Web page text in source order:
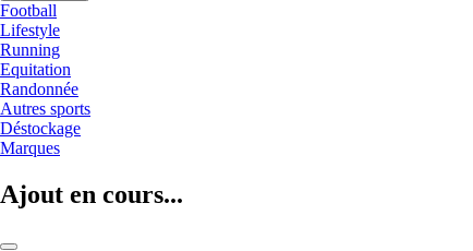
Football
Lifestyle
Running
Equitation
Randonnée
Autres sports
Déstockage
Marques
Ajout en cours...